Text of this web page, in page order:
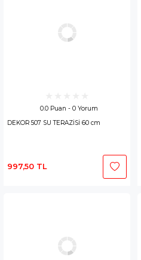
0.0 Puan - 0 Yorum
DEKOR 507 SU TERAZİSİ 60 cm
997,50 TL